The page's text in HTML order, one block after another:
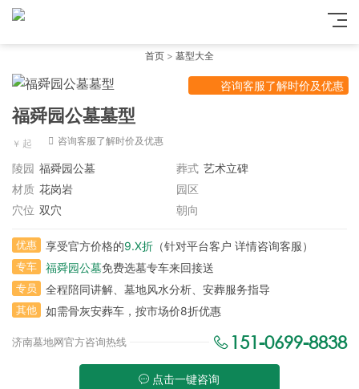
首页 > 墓型大全
咨询客服了解时价及优惠
福舜园公墓墓型
咨询客服了解时价及优惠
陵园 福舜园公墓 葬式 艺术立碑
材质 花岗岩
园区
穴位 双穴 朝向
优惠 享受官方价格的9.X折 （针对平台客户 详情咨询客服）
专车 福舜园公墓免费选墓专车来回接送
专员 全程陪同讲解、墓地风水分析、安葬服务指导
其他 如需骨灰安葬车，按市场价8折优惠
济南墓地网官方咨询热线 151-0699-8838
点击一键咨询